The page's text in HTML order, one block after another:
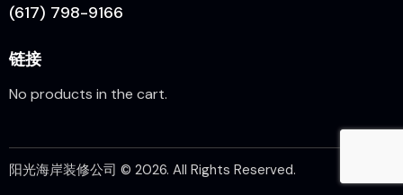
(617) 798-9166
链接
No products in the cart.
阳光海岸装修公司 © 2026. All Rights Reserved.